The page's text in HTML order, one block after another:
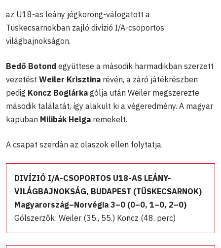
az U18-as leány jégkorong-válogatott a
Tüskecsarnokban zajló divízió I/A-csoportos
világbajnokságon.
Bedő Botond együttese a második harmadikban szerzett
vezetést Weiler Krisztina révén, a záró játékrészben
pedig Koncz Boglárka gólja után Weiler megszerezte
második találatát, így alakult ki a végeredmény. A magyar
kapuban Milibák Helga remekelt.
A csapat szerdán az olaszok ellen folytatja.
DIVÍZIÓ I/A-CSOPORTOS U18-AS LEÁNY-
VILÁGBAJNOKSÁG, BUDAPEST (TÜSKECSARNOK)
Magyarország–Norvégia 3–0 (0–0, 1–0, 2–0)
Gólszerzők: Weiler (35., 55.) Koncz (48. perc)